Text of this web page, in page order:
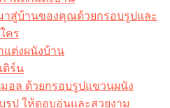
าสู่บ้านของคุณด้วยกรอบรูปและ
คร
ต่งผนังบ้าน
ดิร์น
อล ด้วยกรอบรูปแขวนผนัง
รูป ให้ดูอบอุ่นและสวยงาม